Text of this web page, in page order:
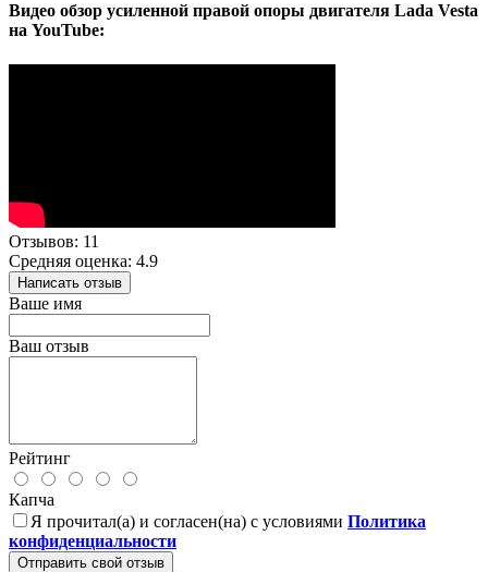
Видео обзор усиленной правой опоры двигателя Lada Vesta
на YouTube:
Отзывов: 11
Средняя оценка: 4.9
Написать отзыв
Ваше имя
Ваш отзыв
Рейтинг
Капча
Я прочитал(а) и согласен(на) с условиями Политика
конфиденциальности
Отправить свой отзыв